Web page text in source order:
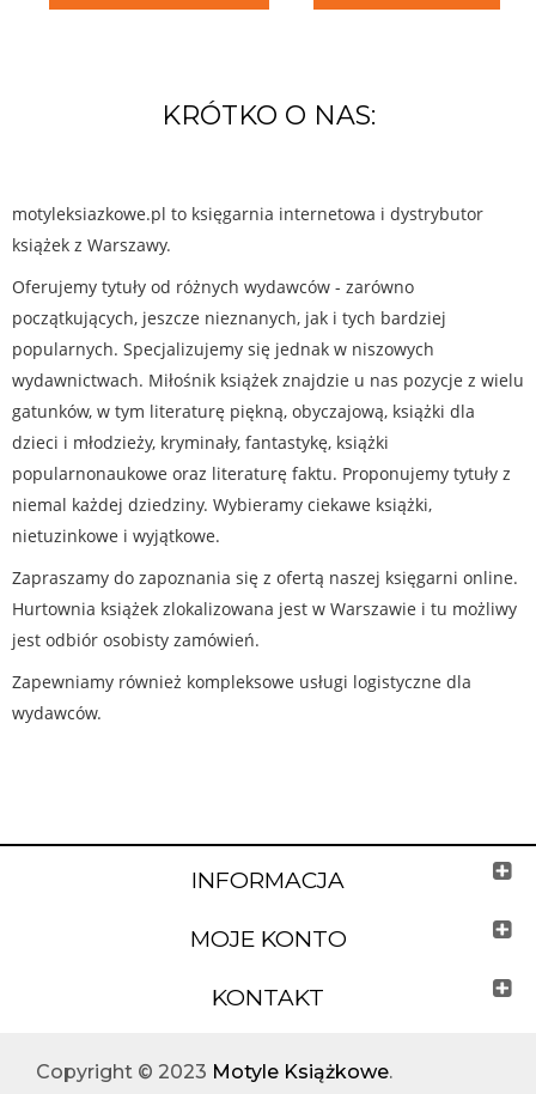
KRÓTKO O NAS:
motyleksiazkowe.pl to księgarnia internetowa i dystrybutor
książek z Warszawy.
Oferujemy tytuły od różnych wydawców - zarówno
początkujących, jeszcze nieznanych, jak i tych bardziej
popularnych. Specjalizujemy się jednak w niszowych
wydawnictwach. Miłośnik książek znajdzie u nas pozycje z wielu
gatunków, w tym literaturę piękną, obyczajową, książki dla
dzieci i młodzieży, kryminały, fantastykę, książki
popularnonaukowe oraz literaturę faktu. Proponujemy tytuły z
niemal każdej dziedziny. Wybieramy ciekawe książki,
nietuzinkowe i wyjątkowe.
Zapraszamy do zapoznania się z ofertą naszej księgarni online.
Hurtownia książek zlokalizowana jest w Warszawie i tu możliwy
jest odbiór osobisty zamówień.
Zapewniamy również kompleksowe usługi logistyczne dla
wydawców.
INFORMACJA
MOJE KONTO
KONTAKT
Copyright © 2023 Motyle Książkowe.